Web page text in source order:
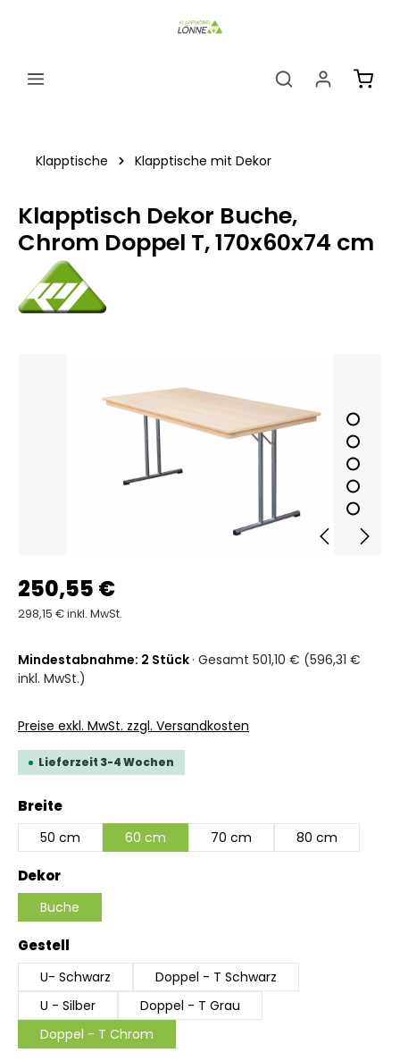
Klapptische Klapptische mit Dekor
Klapptisch Dekor Buche,
Chrom Doppel T, 170x60x74 cm
250,55 €
298,15 € inkl. MwSt.
Mindestabnahme: 2 Stück · Gesamt 501,10 € (596,31 €
inkl. MwSt.)
Preise exkl. MwSt. zzgl. Versandkosten
Lieferzeit 3-4 Wochen
Breiteauswählen
50 cm 60 cm 70 cm 80 cm
Dekorauswählen
Buche
Gestell
U- Schwarz
Doppel - T Schwarz
U - Silber
Doppel - T Grau
Doppel - T Chrom